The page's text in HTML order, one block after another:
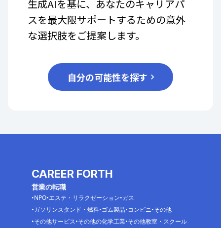
生成AIを基に、あなたのキャリアパ
スを最大限サポートするための意外
な選択肢をご提案します。
自分の可能性を探す
CAREER FORTH
営業の転職
NPO エステ・リラクゼーション ガス
ガソリンスタンド・燃料 ゴム製品 コンビニ その他
その他サービス その他の化学工業 その他教室・スクール